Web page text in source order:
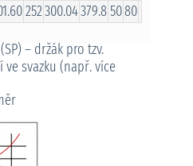
252300.04379.85080
– držák pro tzv.
svazku (např. více